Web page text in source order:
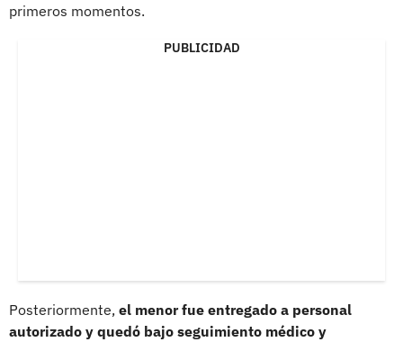
primeros momentos.
PUBLICIDAD
Posteriormente, el menor fue entregado a personal
autorizado y quedó bajo seguimiento médico y